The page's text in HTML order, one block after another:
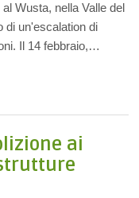
Wusta, nella Valle del
di un'escalation di
Il 14 febbraio,…
ai